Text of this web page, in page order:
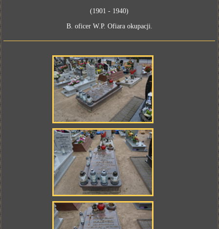
(1901 - 1940)
B. oficer W.P. Ofiara okupacji.